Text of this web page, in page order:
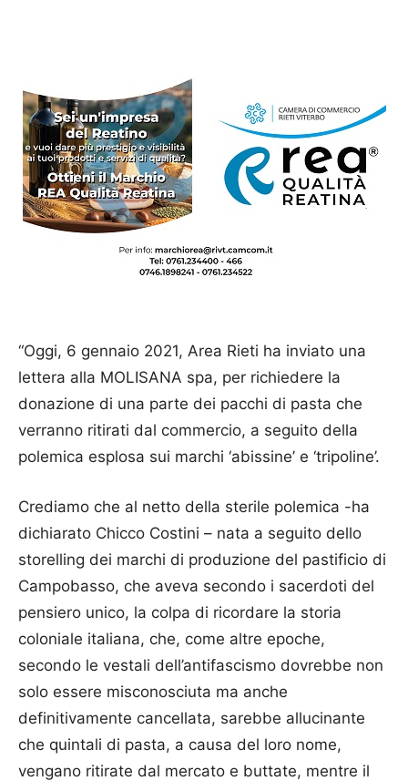
“Oggi, 6 gennaio 2021, Area Rieti ha inviato una
lettera alla MOLISANA spa, per richiedere la
donazione di una parte dei pacchi di pasta che
verranno ritirati dal commercio, a seguito della
polemica esplosa sui marchi ‘abissine’ e ‘tripoline’.
Crediamo che al netto della sterile polemica -ha
dichiarato Chicco Costini – nata a seguito dello
storelling dei marchi di produzione del pastificio di
Campobasso, che aveva secondo i sacerdoti del
pensiero unico, la colpa di ricordare la storia
coloniale italiana, che, come altre epoche,
secondo le vestali dell’antifascismo dovrebbe non
solo essere misconosciuta ma anche
definitivamente cancellata, sarebbe allucinante
che quintali di pasta, a causa del loro nome,
vengano ritirate dal mercato e buttate, mentre il